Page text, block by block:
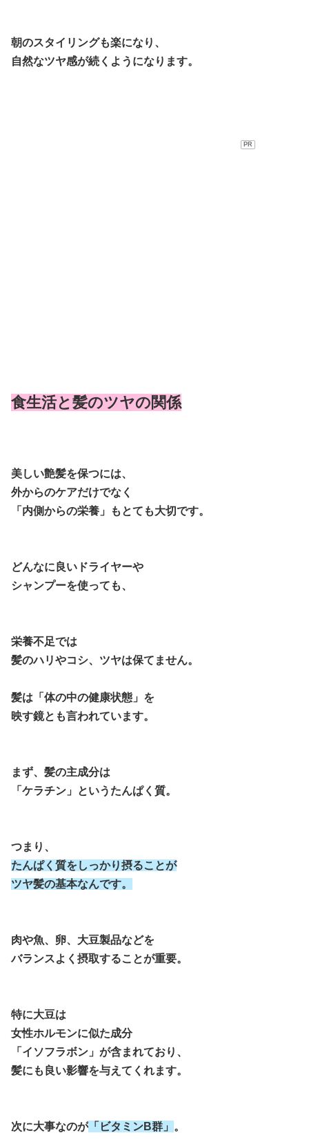
朝のスタイリングも楽になり、
自然なツヤ感が続くようになります。
PR
食生活と髪のツヤの関係
美しい艶髪を保つには、
外からのケアだけでなく
「内側からの栄養」もとても大切です。
どんなに良いドライヤーや
シャンプーを使っても、
栄養不足では
髪のハリやコシ、ツヤは保てません。
髪は「体の中の健康状態」を
映す鏡とも言われています。
まず、髪の主成分は
「ケラチン」というたんぱく質。
つまり、
たんぱく質をしっかり摂ることが
ツヤ髪の基本なんです。
肉や魚、卵、大豆製品などを
バランスよく摂取することが重要。
特に大豆は
女性ホルモンに似た成分
「イソフラボン」が含まれており、
髪にも良い影響を与えてくれます。
次に大事なのが 「ビタミンB群」 。